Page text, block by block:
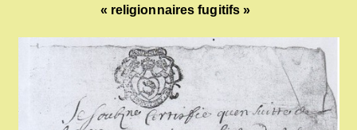
« religionnaires fugitifs »